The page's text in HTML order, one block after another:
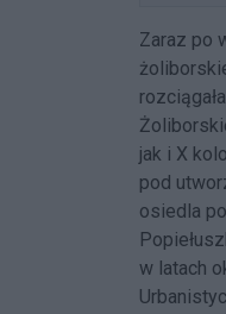
Zaraz po
jak i X
pod
osiedla
w latach